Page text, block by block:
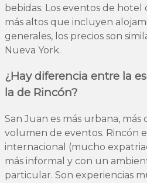
bebidas. Los eventos de
más altos que incluyen
generales, los precios son
Nueva York.
¿Hay diferencia entre la
la de Rincón?
San Juan es más urbana, más
volumen de eventos. Rincón
internacional (mucho
más informal y con un
particular. Son experiencias